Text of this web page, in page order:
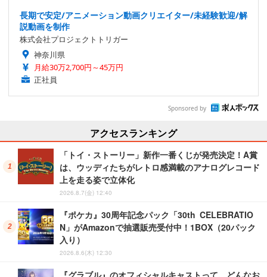
長期で安定/アニメーション動画クリエイター/未経験歓迎/解
説動画を制作
株式会社プロジェクトトリガー
神奈川県
月給30万2,700円～45万円
正社員
Sponsored by
アクセスランキング
「トイ・ストーリー」新作一番くじが発売決定！A賞
は、ウッディたちがレトロ感満載のアナログレコード
上を走る姿で立体化
2026.8.7(金) 12:40
『ポケカ』30周年記念パック「30th CELEBRATIO
N」がAmazonで抽選販売受付中！1BOX（20パック
入り）
2026.8.6(木) 12:30
『グラブル』のオフィシャルキャストって、どんなお